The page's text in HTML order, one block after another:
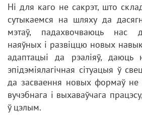
Ні для каго не сакрэт, што
сутыкаемся на шляху да
мэтаў, падахвочваюць нас
наяўных і развіццю новых
адаптацыі да рэаліяў,
эпідэміялагічная сітуацыя ў
да засваення новых формаў не
вучэбнага і выхаваўчага
ў цэлым.